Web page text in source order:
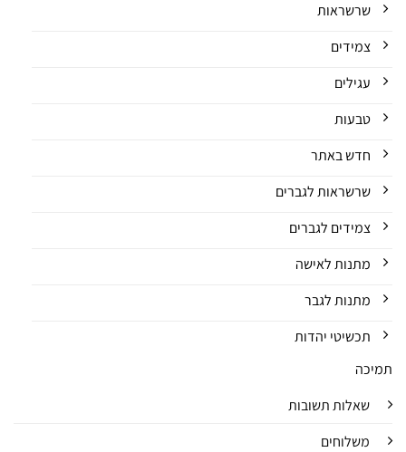
שרשראות
צמידים
עגילים
טבעות
חדש באתר
שרשראות לגברים
צמידים לגברים
מתנות לאישה
מתנות לגבר
תכשיטי יהדות
תמיכה
שאלות תשובות
משלוחים